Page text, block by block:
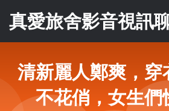
真愛旅舍影音視訊
清新麗人鄭爽，穿
不花俏，女生們